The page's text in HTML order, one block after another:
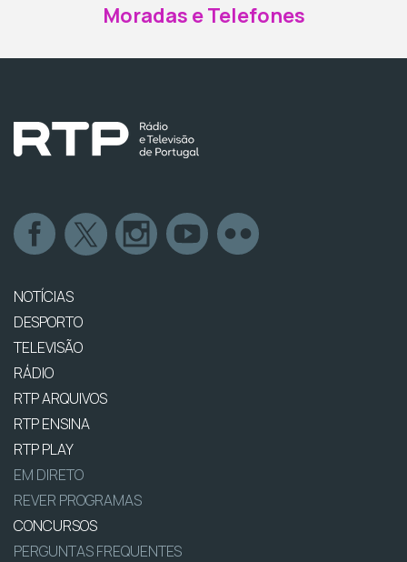
Moradas e Telefones
NOTÍCIAS
DESPORTO
TELEVISÃO
RÁDIO
RTP ARQUIVOS
RTP ENSINA
RTP PLAY
EM DIRETO
REVER PROGRAMAS
CONCURSOS
PERGUNTAS FREQUENTES